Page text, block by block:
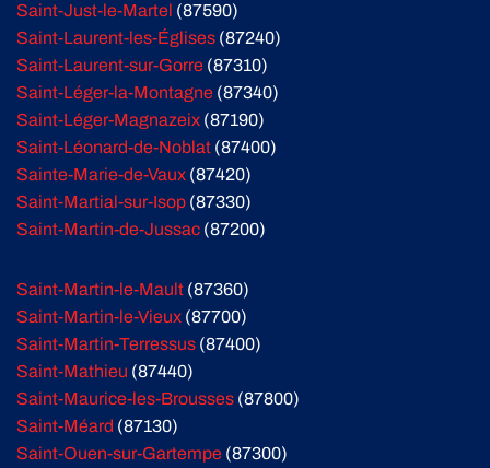
Saint-Just-le-Martel (87590)
Saint-Laurent-les-Églises (87240)
Saint-Laurent-sur-Gorre (87310)
Saint-Léger-la-Montagne (87340)
Saint-Léger-Magnazeix (87190)
Saint-Léonard-de-Noblat (87400)
Sainte-Marie-de-Vaux (87420)
Saint-Martial-sur-Isop (87330)
Saint-Martin-de-Jussac (87200)
Saint-Martin-le-Mault (87360)
Saint-Martin-le-Vieux (87700)
Saint-Martin-Terressus (87400)
Saint-Mathieu (87440)
Saint-Maurice-les-Brousses (87800)
Saint-Méard (87130)
Saint-Ouen-sur-Gartempe (87300)